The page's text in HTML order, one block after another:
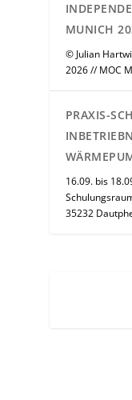
MUNICH
© Julian
2026 // MOC
PRAXIS-
16.09. bis
35232